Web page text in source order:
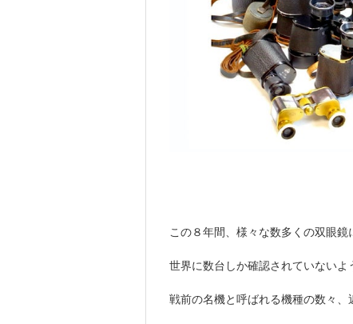
この８年間、様々な数多くの双眼鏡
世界に数台しか確認されていないよ
戦前の名機と呼ばれる機種の数々、